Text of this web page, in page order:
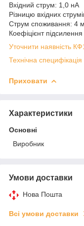
Вхідний струм: 1,0 нА
Різницю вхідних
Струм споживання: 4
Коефіцієнт
Уточнити наявність
Технічна
Приховати
Характеристики
Основні
Виробник
Умови доставки
Нова Пошта
Всі умови доставки